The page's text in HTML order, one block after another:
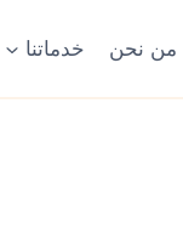
من نحن خدماتنا